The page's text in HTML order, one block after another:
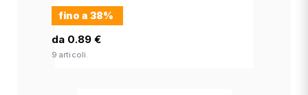
fino a 38%
da 0.89 €
9 articoli.